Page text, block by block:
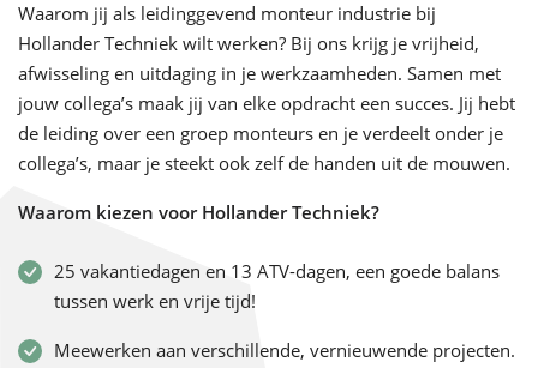
Waarom jij als leidinggevend monteur industrie bij
Hollander Techniek wilt werken? Bij ons krijg je vrijheid,
afwisseling en uitdaging in je werkzaamheden. Samen met
jouw collega’s maak jij van elke opdracht een succes. Jij hebt
de leiding over een groep monteurs en je verdeelt onder je
collega’s, maar je steekt ook zelf de handen uit de mouwen.
Waarom kiezen voor Hollander Techniek?
25 vakantiedagen en 13 ATV-dagen, een goede balans
tussen werk en vrije tijd!
Meewerken aan verschillende, vernieuwende projecten.